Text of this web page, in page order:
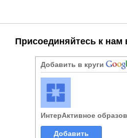
Присоединяйтесь к нам
Добавить в круги
ИнтерАктивное
Добавить